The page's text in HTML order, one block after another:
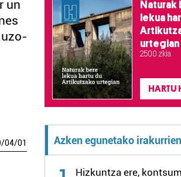
un
/04/01
Naturak
lekua
urtegian
2.500 zkia.
HARTU
Azken egunetako
Hizkuntza ere,